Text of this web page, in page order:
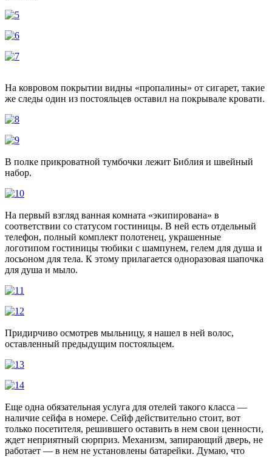
На ковровом покрытии видны «пропалины» от сигарет, такие
же следы один из постояльцев оставил на покрывале кровати.
В полке прикроватной тумбочки лежит Библия и швейный
набор.
На первый взгляд ванная комната «экипирована» в
соответствии со статусом гостиницы. В ней есть отдельный
телефон, полный комплект полотенец, украшенные
логотипом гостиницы тюбики с шампунем, гелем для душа и
лосьоном для тела. К этому прилагается одноразовая шапочка
для душа и мыло.
Придирчиво осмотрев мыльницу, я нашел в ней волос,
оставленный предыдущим постояльцем.
Еще одна обязательная услуга для отелей такого класса —
наличие сейфа в номере. Сейф действительно стоит, вот
только посетителя, решившего оставить в нем свои ценности,
ждет неприятный сюрприз. Механизм, запирающий дверь, не
работает — в нем не установлены батарейки. Думаю, что